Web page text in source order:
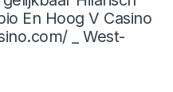
En Hoog V Casino
_ West-